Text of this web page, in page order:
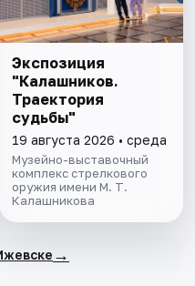
Экспозиция
"Калашников.
Траектория
судьбы"
19 августа 2026 • среда
Музейно-выставочный
комплекс стрелкового
оружия имени М. Т.
Калашникова
→